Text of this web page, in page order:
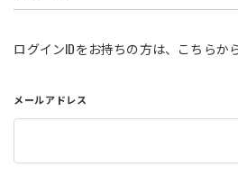
店舗を探
コーポレートサイト
利用規約
商品
ログインIDをお持ちの方は、こちらか
メールアドレス